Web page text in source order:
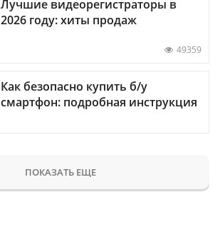
Лучшие видеорегистраторы в
2026 году: хиты продаж
49359
Как безопасно купить б/у
смартфон: подробная инструкция
ПОКАЗАТЬ ЕЩЕ